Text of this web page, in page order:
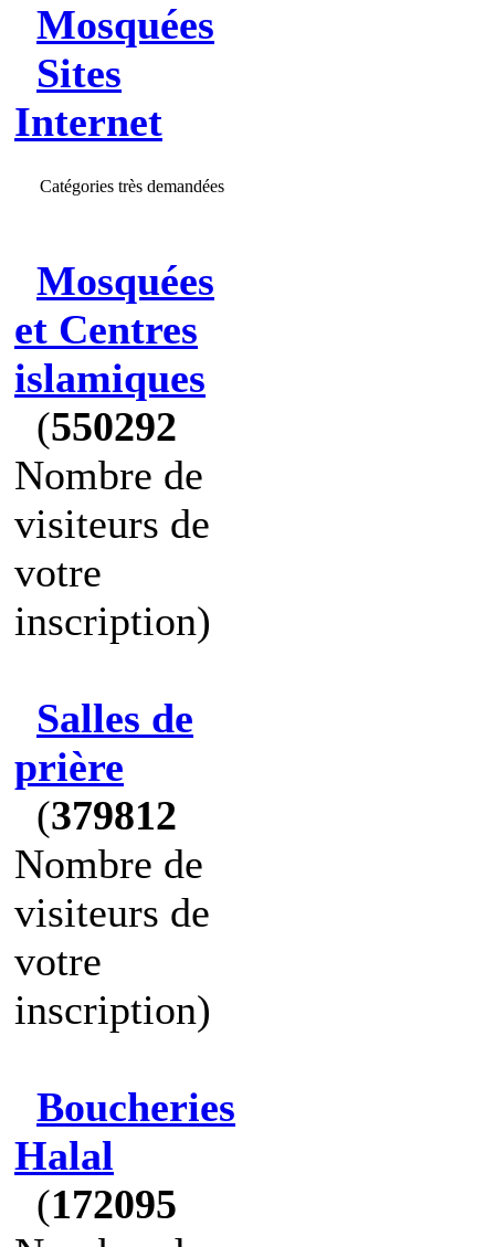
Mosquées
Sites
Internet
Catégories très demandées
Mosquées
et Centres
islamiques
(550292
Nombre de
visiteurs de
votre
inscription)
Salles de
prière
(379812
Nombre de
visiteurs de
votre
inscription)
Boucheries
Halal
(172095